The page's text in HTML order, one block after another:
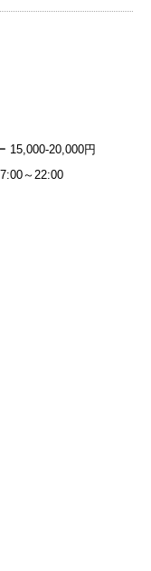
15,000-20,000円
～22:00